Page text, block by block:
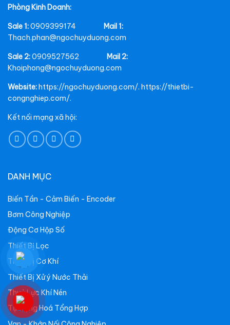
Phòng Kinh Doanh:
Sale 1:0909399174
Mail 1:
Thach.phan@ngochuyduong.com
Sale 2:0909527562
Mail 2:
Khoiphong@ngochuyduong.com
Website: https://ngochuyduong.com/. https://thietbi-
congnghiep.com/.
Kết nối mạng xã hội:
DANH MỤC
Biến Tần - Cảm Biến - Encoder
Bơm Công Nghiệp
Động Cơ Hộp Số
Thiết Bị Lọc
Thiết Bị Cơ Khí
Thiết Bị Xử ý Nước Thải
Thuỷ Lực Khí Nén
Tự Động Hoá Tổng Hợp